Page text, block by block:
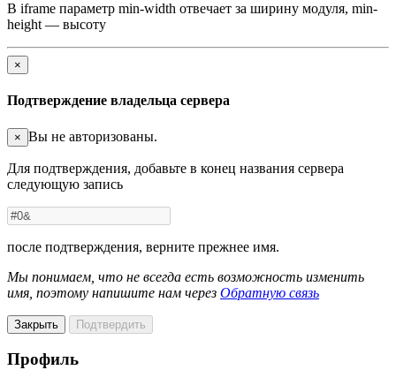
В iframe параметр min-width отвечает за ширину модуля, min-
height — высоту
×
Подтверждение владельца сервера
× Вы не авторизованы.
Для подтверждения, добавьте в конец названия сервера
следующую запись
после подтверждения, верните прежнее имя.
Мы понимаем, что не всегда есть возможность изменить
имя, поэтому напишите нам через Обратную связь
Закрыть Подтвердить
Профиль